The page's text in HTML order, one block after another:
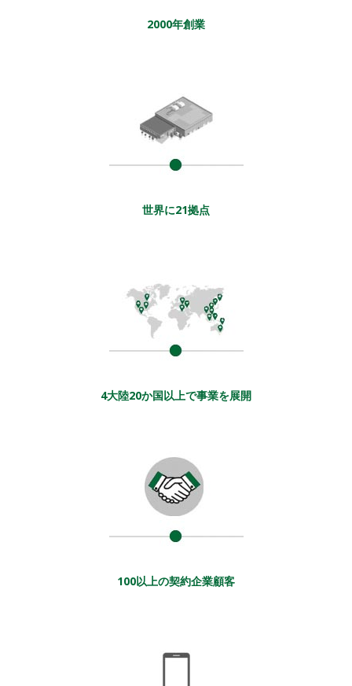
2000年創業
世界に21拠点
4大陸20か国以上で事業を展開
100以上の契約企業顧客